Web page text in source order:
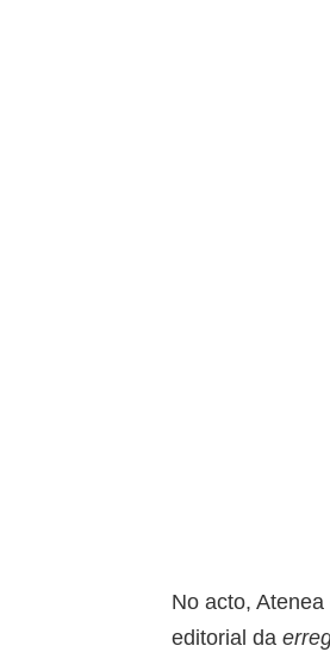
No acto,
editorial da